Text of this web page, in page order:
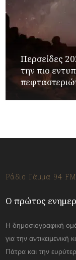
Περσείδες
την πιο
Ράδιο Γάμμα 94 FM
Ο πρώτος
Η δημοσιογραφική
για την
Πάτρα και την